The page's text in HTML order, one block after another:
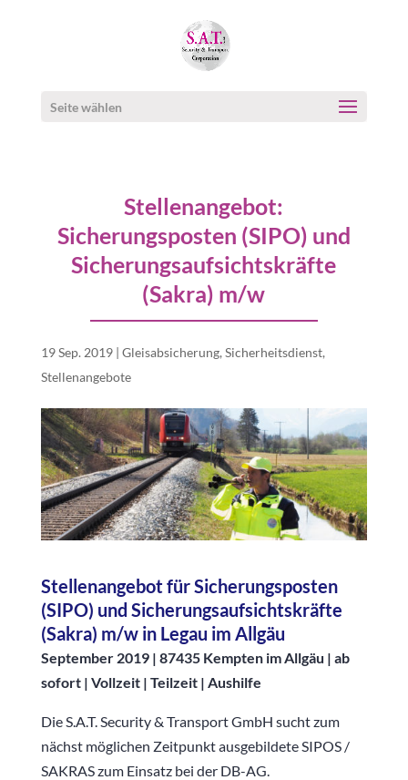
Seite wählen
Stellenangebot:
Sicherungsposten (SIPO) und
Sicherungsaufsichtskräfte
(Sakra) m/w
19 Sep. 2019| Gleisabsicherung, Sicherheitsdienst,
Stellenangebote
Stellenangebot für Sicherungsposten
(SIPO) und Sicherungsaufsichtskräfte
(Sakra) m/w in Legau im Allgäu
September 2019 | 87435 Kempten im Allgäu | ab
sofort | Vollzeit | Teilzeit | Aushilfe
Die S.A.T. Security & Transport GmbH sucht zum
nächst möglichen Zeitpunkt ausgebildete SIPOS /
SAKRAS zum Einsatz bei der DB-AG.